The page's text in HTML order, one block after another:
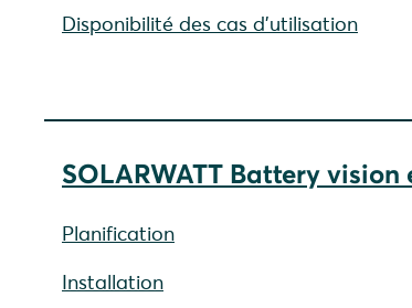
Disponibilité des cas d'utilisation
SOLARWATT Battery
Planification
Installation